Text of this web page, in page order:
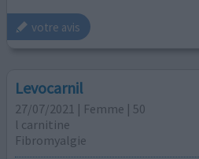
votre avis
Levocarnil
27/07/2021 | Femme | 50
l carnitine
Fibromyalgie